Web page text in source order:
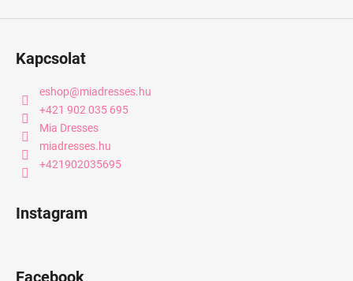
Kapcsolat
eshop@miadresses.hu
+421 902 035 695
Mia Dresses
miadresses.hu
+421902035695
Instagram
Facebook